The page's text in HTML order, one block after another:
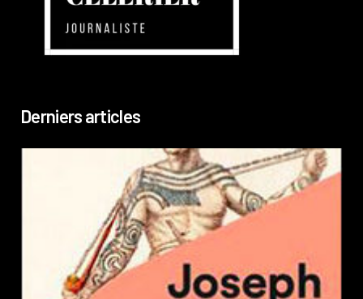
Derniers articles